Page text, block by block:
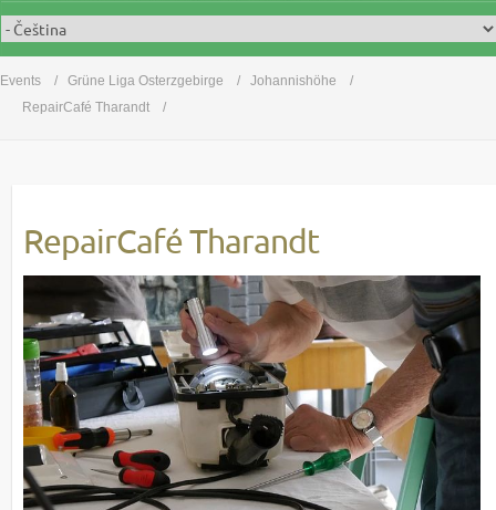
e
n
Events Grüne Liga Osterzgebirge
Johannishöhe
RepairCafé Tharandt
RepairCafé Tharandt